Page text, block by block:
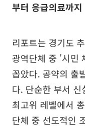
부터 응급의료까지
리포트는 경기도
광역단체 중 '시민
꼽았다. 공약의 출
다. 단순한 부서
최고위 레벨에서
단체 중 선도적인